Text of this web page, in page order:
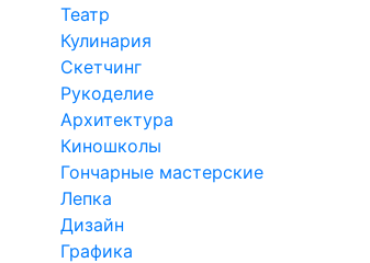
Театр
Кулинария
Скетчинг
Рукоделие
Архитектура
Киношколы
Гончарные мастерские
Лепка
Дизайн
Графика